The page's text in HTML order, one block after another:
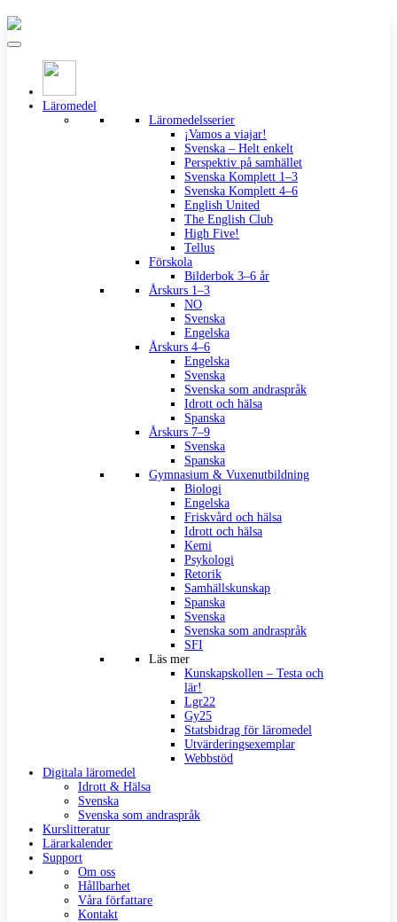
Läromedel
Läromedelsserier
¡Vamos a viajar!
Svenska – Helt enkelt
Perspektiv på samhället
Svenska Komplett 1–3
Svenska Komplett 4–6
English United
The English Club
High Five!
Tellus
Förskola
Bilderbok 3–6 år
Årskurs 1–3
NO
Svenska
Engelska
Årskurs 4–6
Engelska
Svenska
Svenska som andraspråk
Idrott och hälsa
Spanska
Årskurs 7–9
Svenska
Spanska
Gymnasium & Vuxenutbildning
Biologi
Engelska
Friskvård och hälsa
Idrott och hälsa
Kemi
Psykologi
Retorik
Samhällskunskap
Spanska
Svenska
Svenska som andraspråk
SFI
Läs mer
Kunskapskollen – Testa och
lär!
Lgr22
Gy25
Statsbidrag för läromedel
Utvärderingsexemplar
Webbstöd
Digitala läromedel
Idrott & Hälsa
Svenska
Svenska som andraspråk
Kurslitteratur
Lärarkalender
Support
Om oss
Hållbarhet
Våra författare
Kontakt